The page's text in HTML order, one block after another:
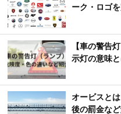
ーク・ロゴ
【車の警告
示灯の意味と
オービスと
後の罰金な